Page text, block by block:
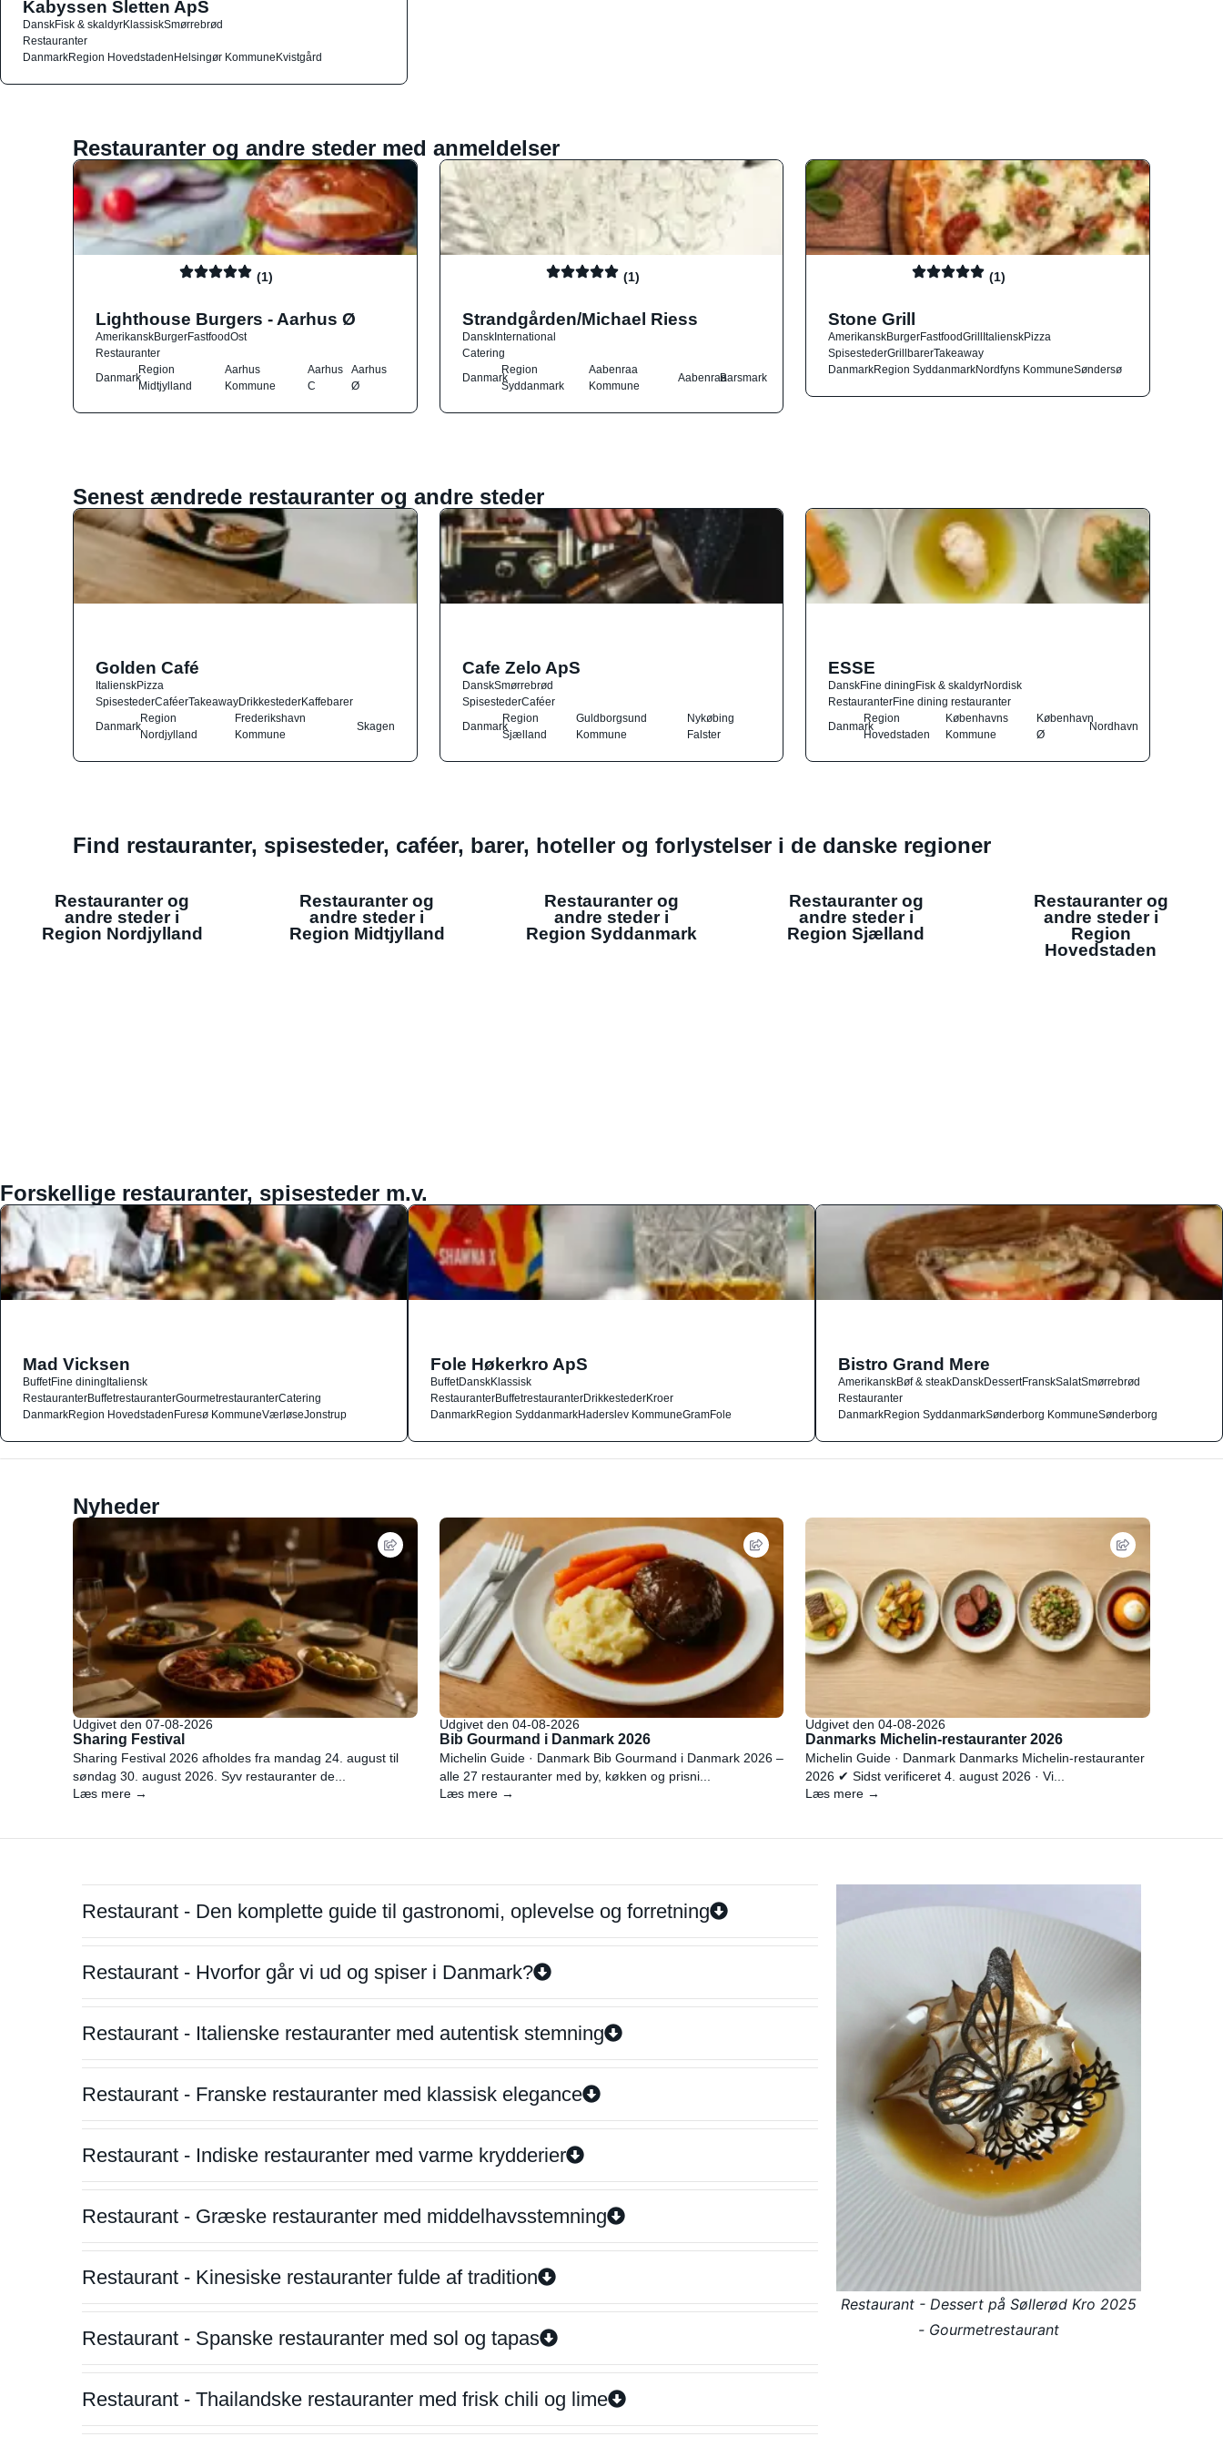
Kabyssen Sletten ApS
DanskFisk & skaldyrKlassiskSmørrebrød
Restauranter
DanmarkRegion HovedstadenHelsingør KommuneKvistgård
Restauranter og andre steder med anmeldelser
(1)
Lighthouse Burgers - Aarhus Ø
AmerikanskBurgerFastfoodOst
Restauranter
Danmark
Region
Midtjylland
Aarhus
Kommune
Aarhus
C
Aarhus
Ø
(1)
Strandgården/Michael Riess
DanskInternational
Catering
Danmark
Region
Syddanmark
Aabenraa
Kommune
AabenraaBarsmark
(1)
Stone Grill
AmerikanskBurgerFastfoodGrillItalienskPizza
SpisestederGrillbarerTakeaway
DanmarkRegion SyddanmarkNordfyns KommuneSøndersø
Senest ændrede restauranter og andre steder
Golden Café
ItalienskPizza
SpisestederCaféerTakeawayDrikkestederKaffebarer
Danmark
Region
Nordjylland
Frederikshavn
Kommune
Skagen
Cafe Zelo ApS
DanskSmørrebrød
SpisestederCaféer
Danmark
Region
Sjælland
Guldborgsund
Kommune
Nykøbing
Falster
ESSE
DanskFine diningFisk & skaldyrNordisk
RestauranterFine dining restauranter
Danmark
Region
Hovedstaden
Københavns
Kommune
København
Ø
Nordhavn
Find restauranter, spisesteder, caféer, barer, hoteller og forlystelser i de danske regioner
Restauranter og
andre steder i
Region Nordjylland
Restauranter og
andre steder i
Region Midtjylland
Restauranter og
andre steder i
Region Syddanmark
Restauranter og
andre steder i
Region Sjælland
Restauranter og
andre steder i
Region
Hovedstaden
Forskellige restauranter, spisesteder m.v.
Mad Vicksen
BuffetFine diningItaliensk
RestauranterBuffetrestauranterGourmetrestauranterCatering
DanmarkRegion HovedstadenFuresø KommuneVærløseJonstrup
Fole Høkerkro ApS
BuffetDanskKlassisk
RestauranterBuffetrestauranterDrikkestederKroer
DanmarkRegion SyddanmarkHaderslev KommuneGramFole
Bistro Grand Mere
AmerikanskBøf & steakDanskDessertFranskSalatSmørrebrød
Restauranter
DanmarkRegion SyddanmarkSønderborg KommuneSønderborg
Nyheder
Udgivet den 07-08-2026
Sharing Festival
Sharing Festival 2026 afholdes fra mandag 24. august til
søndag 30. august 2026. Syv restauranter de...
Læs mere →
Udgivet den 04-08-2026
Bib Gourmand i Danmark 2026
Michelin Guide · Danmark Bib Gourmand i Danmark 2026 –
alle 27 restauranter med by, køkken og prisni...
Læs mere →
Udgivet den 04-08-2026
Danmarks Michelin-restauranter 2026
Michelin Guide · Danmark Danmarks Michelin-restauranter
2026 ✔ Sidst verificeret 4. august 2026 · Vi...
Læs mere →
Restaurant - Den komplette guide til gastronomi, oplevelse og forretning
Restaurant - Hvorfor går vi ud og spiser i Danmark?
Restaurant - Italienske restauranter med autentisk stemning
Restaurant - Franske restauranter med klassisk elegance
Restaurant - Indiske restauranter med varme krydderier
Restaurant - Græske restauranter med middelhavsstemning
Restaurant - Kinesiske restauranter fulde af tradition
Restaurant - Spanske restauranter med sol og tapas
Restaurant - Thailandske restauranter med frisk chili og lime
Restaurant - Dessert på Søllerød Kro 2025
- Gourmetrestaurant